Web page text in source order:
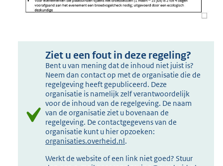
Ziet u een fout in deze regeling?
Bent u van mening dat de inhoud niet juist is?
Neem dan contact op met de organisatie die de
regelgeving heeft gepubliceerd. Deze
organisatie is namelijk zelf verantwoordelijk
voor de inhoud van de regelgeving. De naam
van de organisatie ziet u bovenaan de
regelgeving. De contactgegevens van de
organisatie kunt u hier opzoeken:
organisaties.overheid.nl.
Werkt de website of een link niet goed? Stuur